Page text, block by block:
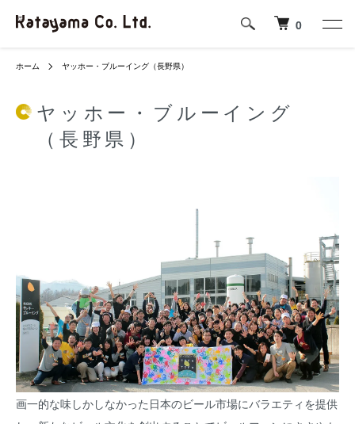
0
ホーム ヤッホー・ブルーイング（長野県）
ヤッホー・ブルーイング
（長野県）
画一的な味しかしなかった日本のビール市場にバラエティを提供